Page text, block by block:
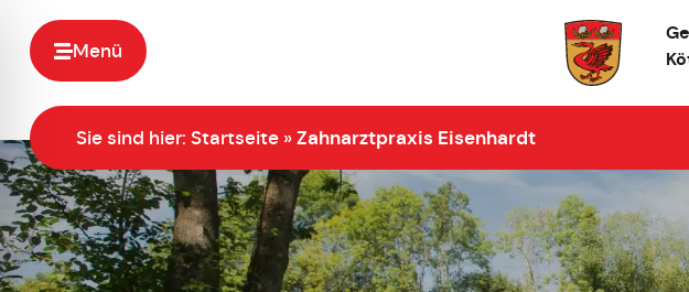
Menü
Sie sind hier: Startseite »Zahnarztpraxis Eisenhardt